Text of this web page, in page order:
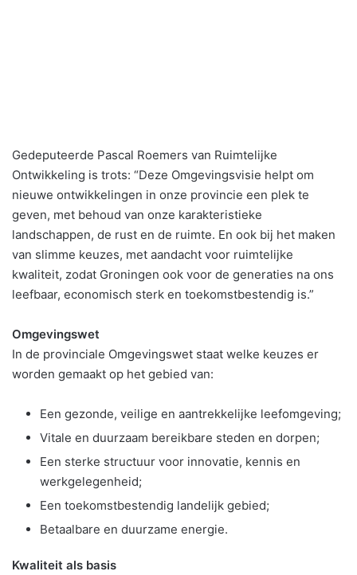
Gedeputeerde Pascal Roemers van Ruimtelijke
Ontwikkeling is trots: “Deze Omgevingsvisie helpt om
nieuwe ontwikkelingen in onze provincie een plek te
geven, met behoud van onze karakteristieke
landschappen, de rust en de ruimte. En ook bij het maken
van slimme keuzes, met aandacht voor ruimtelijke
kwaliteit, zodat Groningen ook voor de generaties na ons
leefbaar, economisch sterk en toekomstbestendig is.”
Omgevingswet
In de provinciale Omgevingswet staat welke keuzes er
worden gemaakt op het gebied van:
Een gezonde, veilige en aantrekkelijke leefomgeving;
Vitale en duurzaam bereikbare steden en dorpen;
Een sterke structuur voor innovatie, kennis en
werkgelegenheid;
Een toekomstbestendig landelijk gebied;
Betaalbare en duurzame energie.
Kwaliteit als basis